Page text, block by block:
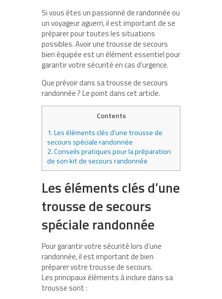
Si vous êtes un passionné de randonnée ou
un voyageur aguerri, il est important de se
préparer pour toutes les situations
possibles. Avoir une trousse de secours
bien équipée est un élément essentiel pour
garantir votre sécurité en cas d’urgence.
Que prévoir dans sa trousse de secours
randonnée ? Le point dans cet article.
Contents
1.Les éléments clés d’une trousse de
secours spéciale randonnée
2.Conseils pratiques pour la préparation
de son kit de secours randonnée
Les éléments clés d’une
trousse de secours
spéciale randonnée
Pour garantir votre sécurité lors d’une
randonnée, il est important de bien
préparer votre trousse de secours.
Les principaux éléments à inclure dans sa
trousse sont :